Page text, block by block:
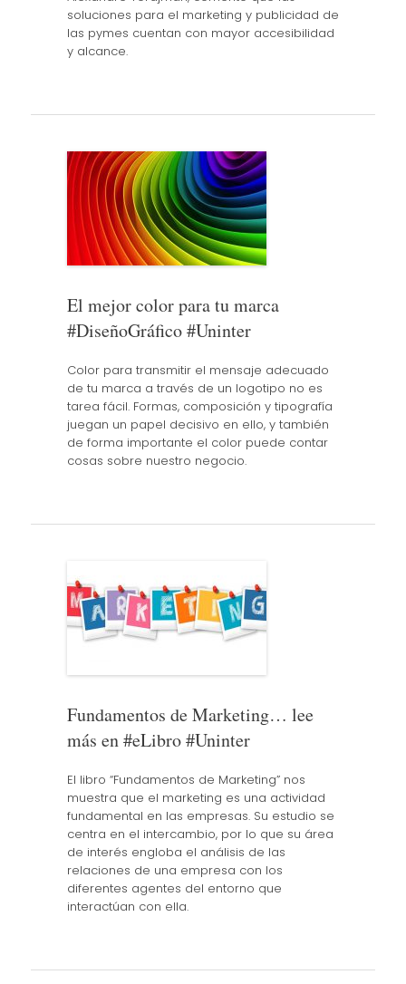
soluciones para el marketing y publicidad de
las pymes cuentan con mayor accesibilidad
y alcance.
El mejor color para tu marca
#DiseñoGráfico #Uninter
Color para transmitir el mensaje adecuado
de tu marca a través de un logotipo no es
tarea fácil. Formas, composición y tipografía
juegan un papel decisivo en ello, y también
de forma importante el color puede contar
cosas sobre nuestro negocio.
Fundamentos de Marketing… lee
más en #eLibro #Uninter
El libro “Fundamentos de Marketing” nos
muestra que el marketing es una actividad
fundamental en las empresas. Su estudio se
centra en el intercambio, por lo que su área
de interés engloba el análisis de las
relaciones de una empresa con los
diferentes agentes del entorno que
interactúan con ella.